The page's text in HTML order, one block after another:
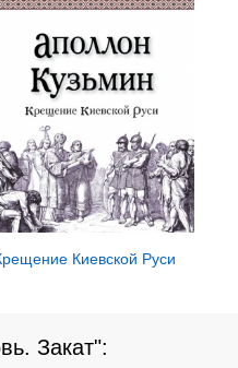
Киевской Руси
Закат":